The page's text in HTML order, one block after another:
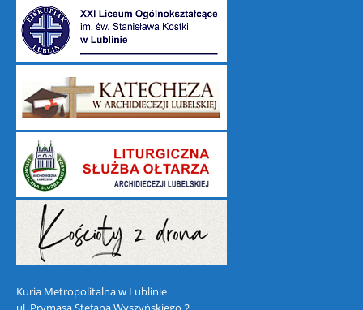
Kuria Metropolitalna w Lublinie